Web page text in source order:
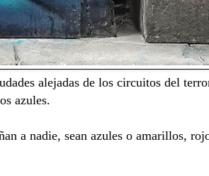
alejadas de los circuitos del
azules.
a nadie, sean azules o amarillos,